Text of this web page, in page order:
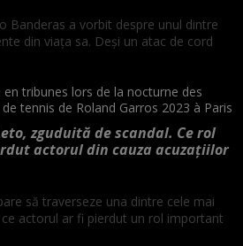
Banderas a vorbit despre unul dintre
din viața sa. Deși un atac de cord
zguduită de scandal. Ce rol
actorul din cauza acuzațiilor
să traverseze una dintre cele mai
actorul ar fi pierdut un rol important